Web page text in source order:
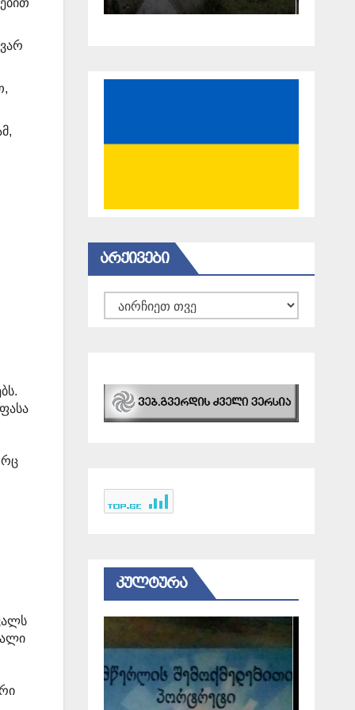
18 წელი
ᲐᲠᲥᲘᲕᲔᲑᲘ
არქივები
ᲙᲣᲚᲢᲣᲠᲐ